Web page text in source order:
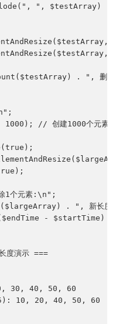
", $testArray) .
-
. ", 删除
// 创建1000个元素的数
1个元素:\n";
. ", 新长
- $startTime) *
度演示 ===
30, 40, 50, 60
: 5): 10, 20, 40, 50, 60